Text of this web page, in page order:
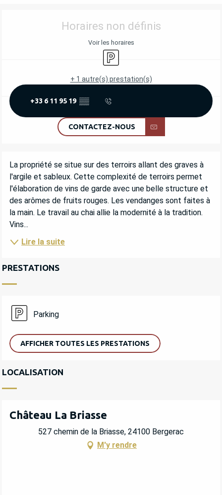
OUVERTURE ET COORDONNÉES
Horaires non définis
Voir les horaires
Parking
+ 1 autre(s) prestation(s)
+33 6 11 95 19 ▒▒
CONTACTEZ-NOUS
DESCRIPTION
La propriété se situe sur des terroirs allant des graves à
l'argile et sableux. Cette complexité de terroirs permet
l'élaboration de vins de garde avec une belle structure et
des arômes de fruits rouges. Les vendanges sont faites à
la main. Le travail au chai allie la modernité à la tradition.
Vins...
Lire la suite
PRESTATIONS
Parking
AFFICHER TOUTES LES PRESTATIONS
LOCALISATION
Château La Briasse
527 chemin de la Briasse, 24100 Bergerac
M'y rendre